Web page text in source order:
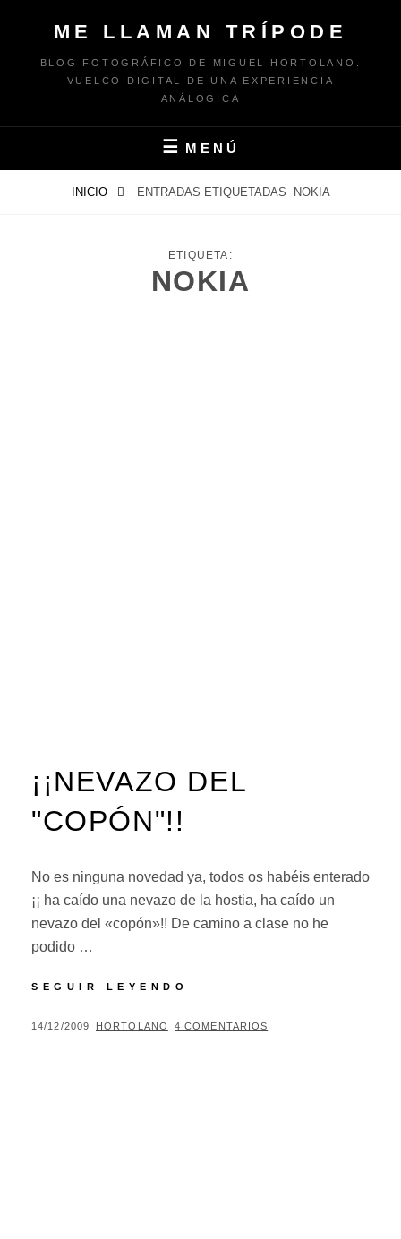
contenido
ME LLAMAN TRÍPODE
BLOG FOTOGRÁFICO DE MIGUEL HORTOLANO.
VUELCO DIGITAL DE UNA EXPERIENCIA
ANÁLOGICA
MENÚ
INICIO ENTRADAS ETIQUETADAS NOKIA
ETIQUETA:
NOKIA
¡¡NEVAZO DEL
"COPÓN"!!
No es ninguna novedad ya, todos os habéis enterado
¡¡ ha caído una nevazo de la hostia, ha caído un
nevazo del «copón»!! De camino a clase no he
podido …
SEGUIR LEYENDO
"COPÓN"!!
PUBLICADO
14/12/2009 POR
HORTOLANO 4 COMENTARIOS